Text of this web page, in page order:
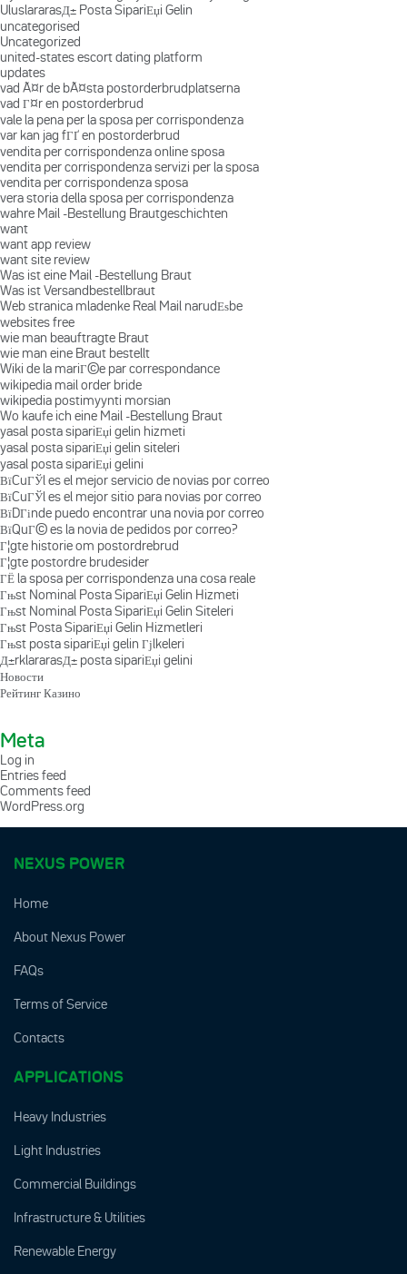
UluslararasД± Posta SipariЕџi Gelin
uncategorised
Uncategorized
united-states escort dating platform
updates
vad Ã¤r de bÃ¤sta postorderbrudplatserna
vad Г¤r en postorderbrud
vale la pena per la sposa per corrispondenza
var kan jag fГҐ en postorderbrud
vendita per corrispondenza online sposa
vendita per corrispondenza servizi per la sposa
vendita per corrispondenza sposa
vera storia della sposa per corrispondenza
wahre Mail -Bestellung Brautgeschichten
want
want app review
want site review
Was ist eine Mail -Bestellung Braut
Was ist Versandbestellbraut
Web stranica mladenke Real Mail narudЕѕbe
websites free
wie man beauftragte Braut
wie man eine Braut bestellt
Wiki de la mariГ©e par correspondance
wikipedia mail order bride
wikipedia postimyynti morsian
Wo kaufe ich eine Mail -Bestellung Braut
yasal posta sipariЕџi gelin hizmeti
yasal posta sipariЕџi gelin siteleri
yasal posta sipariЕџi gelini
ВїCuГЎl es el mejor servicio de novias por correo
ВїCuГЎl es el mejor sitio para novias por correo
ВїDГіnde puedo encontrar una novia por correo
ВїQuГ© es la novia de pedidos por correo?
Г¦gte historie om postordrebrud
Г¦gte postordre brudesider
ГЁ la sposa per corrispondenza una cosa reale
Гњst Nominal Posta SipariЕџi Gelin Hizmeti
Гњst Nominal Posta SipariЕџi Gelin Siteleri
Гњst Posta SipariЕџi Gelin Hizmetleri
Гњst posta sipariЕџi gelin Гјlkeleri
Д±rklararasД± posta sipariЕџi gelini
Новости
Рейтинг Казино
Meta
Log in
Entries feed
Comments feed
WordPress.org
NEXUS POWER
Home
About Nexus Power
FAQs
Terms of Service
Contacts
APPLICATIONS
Heavy Industries
Light Industries
Commercial Buildings
Infrastructure & Utilities
Renewable Energy